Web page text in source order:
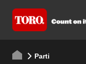
Parti